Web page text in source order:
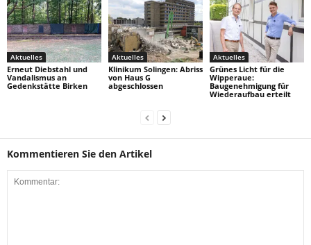
Aktuelles
Erneut Diebstahl und
Vandalismus an
Gedenkstätte Birken
Aktuelles
Klinikum Solingen: Abriss
von Haus G
abgeschlossen
Aktuelles
Grünes Licht für die
Wipperaue:
Baugenehmigung für
Wiederaufbau erteilt
Kommentieren Sie den Artikel